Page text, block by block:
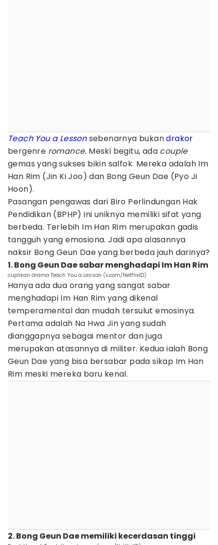
Teach You a Lesson sebenarnya bukandrakor
bergenre romance. Meski begitu, ada couple
gemas yang sukses bikin salfok. Mereka adalah Im
Han Rim (Jin Ki Joo) dan Bong Geun Dae (Pyo Ji
Hoon).
Pasangan pengawas dari Biro Perlindungan Hak
Pendidikan (BPHP) ini uniknya memiliki sifat yang
berbeda. Terlebih Im Han Rim merupakan gadis
tangguh yang emosiona. Jadi apa alasannya
naksir Bong Geun Dae yang berbeda jauh darinya?
1. Bong Geun Dae sabar menghadapi Im Han Rim
cuplikan drama Teach You a Lesson (x.com/NetflixID)
Hanya ada dua orang yang sangat sabar
menghadapi Im Han Rim yang dikenal
temperamental dan mudah tersulut emosinya.
Pertama adalah Na Hwa Jin yang sudah
dianggapnya sebagai mentor dan juga
merupakan atasannya di militer. Kedua ialah Bong
Geun Dae yang bisa bersabar pada sikap Im Han
Rim meski mereka baru kenal.
2. Bong Geun Dae memiliki kecerdasan tinggi